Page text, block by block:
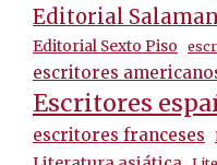
Editorial
Editorial Sexto Piso
escritores
Escritores
escritores franceses